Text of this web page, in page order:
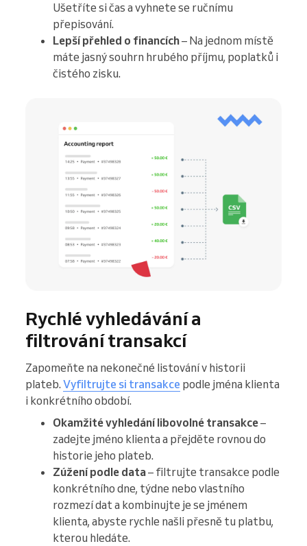
Ušetříte si čas a vyhnete se ručnímu
přepisování.
Lepší přehled o financích– Na jednom místě
máte jasný souhrn hrubého příjmu, poplatků i
čistého zisku.
Rychlé vyhledávání a
filtrování transakcí
Zapomeňte na nekonečné listování v historii
plateb. Vyfiltrujte si transakce podle jména klienta
i konkrétního období.
Okamžité vyhledání libovolné transakce–
zadejte jméno klienta a přejděte rovnou do
historie jeho plateb.
Zúžení podle data– filtrujte transakce podle
konkrétního dne, týdne nebo vlastního
rozmezí dat a kombinujte je se jménem
klienta, abyste rychle našli přesně tu platbu,
kterou hledáte.